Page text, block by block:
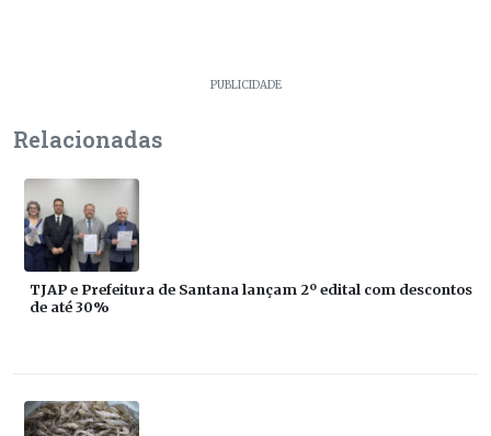
PUBLICIDADE
Relacionadas
TJAP e Prefeitura de Santana lançam 2º edital com descontos
de até 30%